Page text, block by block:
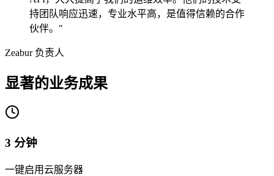
持团队响应迅速，专业水平高，是值得信赖的合作
伙伴。"
Zeabur 负责人
显著的业务成果
3 分钟
一键启用云服务器